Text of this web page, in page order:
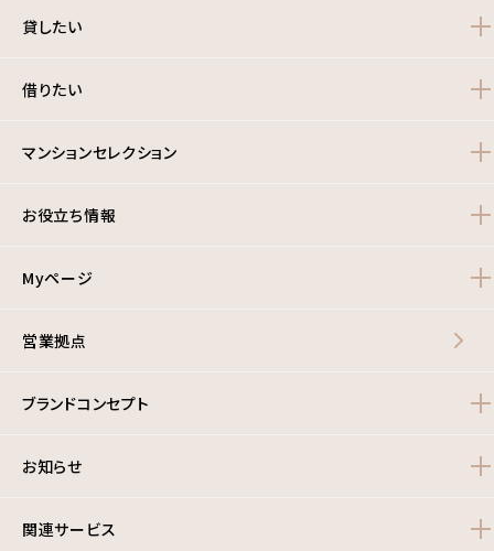
貸したい
借りたい
マンションセレクション
お役立ち情報
Myページ
営業拠点
ブランドコンセプト
お知らせ
関連サービス